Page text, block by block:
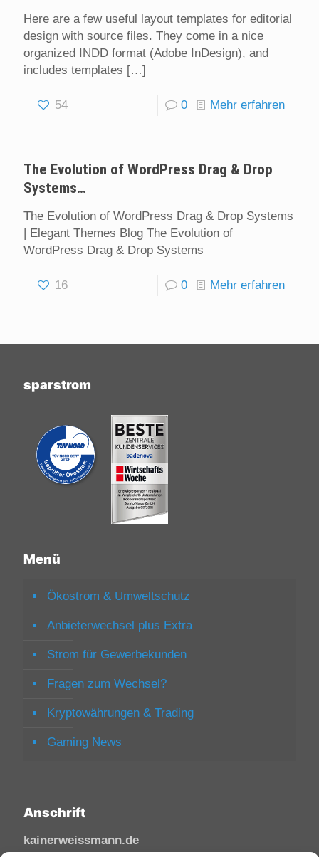
Here are a few useful layout templates for editorial
design with source files. They come in a nice
organized INDD format (Adobe InDesign), and
includes templates […]
54 0 Mehr erfahren
The Evolution of WordPress Drag & Drop
Systems…
The Evolution of WordPress Drag & Drop Systems
| Elegant Themes Blog The Evolution of
WordPress Drag & Drop Systems
16 0 Mehr erfahren
sparstrom
Menü
Ökostrom & Umweltschutz
Anbieterwechsel plus Extra
Strom für Gewerbekunden
Fragen zum Wechsel?
Kryptowährungen & Trading
Gaming News
Anschrift
kainerweissmann.de